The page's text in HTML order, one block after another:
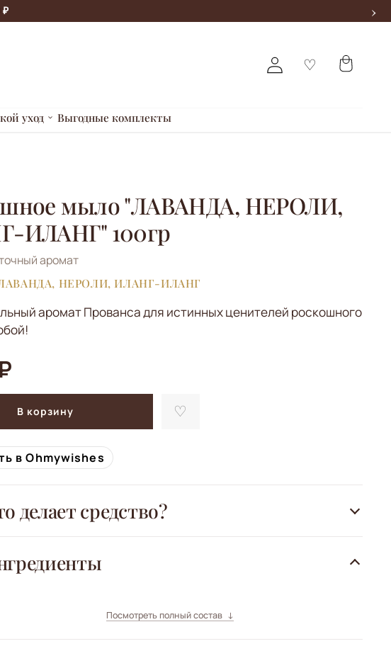
₽ ›
уход Выгодные комплекты
мыло "ЛАВАНДА, НЕРОЛИ,
ИЛАНГ" 100гр
В корзину
в Ohmywishes
аромат
НЕРОЛИ, ИЛАНГ-ИЛАНГ
аромат Прованса для истинных ценителей роскошного
делает средство?
Посмотреть полный состав